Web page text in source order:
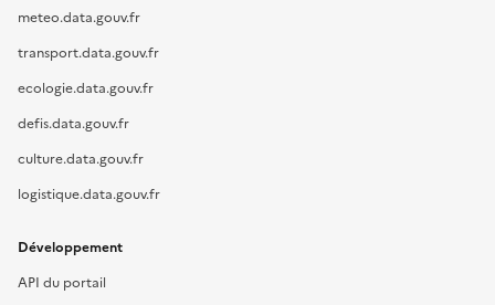
meteo.data.gouv.fr
transport.data.gouv.fr
ecologie.data.gouv.fr
defis.data.gouv.fr
culture.data.gouv.fr
logistique.data.gouv.fr
Développement
API du portail